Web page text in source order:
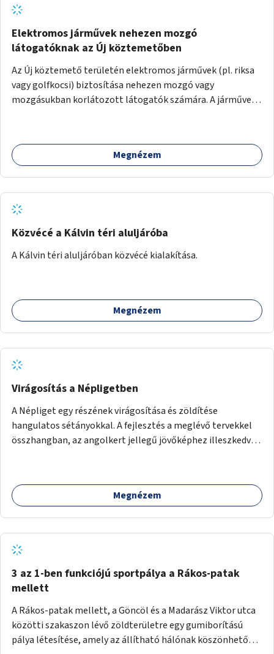
Elektromos járművek nehezen mozgó
látogatóknak az Új köztemetőben
Az Új köztemető területén elektromos járművek (pl. riksa
vagy golfkocsi) biztosítása nehezen mozgó vagy
mozgásukban korlátozott látogatók számára. A járművek
Megnézem
Közvécé a Kálvin téri aluljáróba
A Kálvin téri aluljáróban közvécé kialakítása.
Megnézem
Virágosítás a Népligetben
A Népliget egy részének virágosítása és zöldítése
hangulatos sétányokkal. A fejlesztés a meglévő tervekkel
összhangban, az angolkert jellegű jövőképhez illeszkedve
Megnézem
3 az 1-ben funkciójú sportpálya a Rákos-patak
mellett
A Rákos-patak mellett, a Göncöl és a Madarász Viktor utca
közötti szakaszon lévő zöldterületre egy gumiborítású
pálya létesítése, amely az állítható hálónak köszönhetően